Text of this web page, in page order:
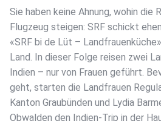
Sie haben keine Ahnung, wohin die
Flugzeug steigen: SRF schickt
«SRF bi de Lüt –
Land. In dieser Folge reisen zwei
Indien – nur von Frauen geführt.
geht, starten die Landfrauen
Kanton Graubünden und Lydia
Obwalden den Indien-Trip in der